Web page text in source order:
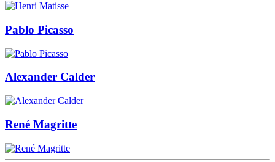
Pablo Picasso
Alexander Calder
René Magritte